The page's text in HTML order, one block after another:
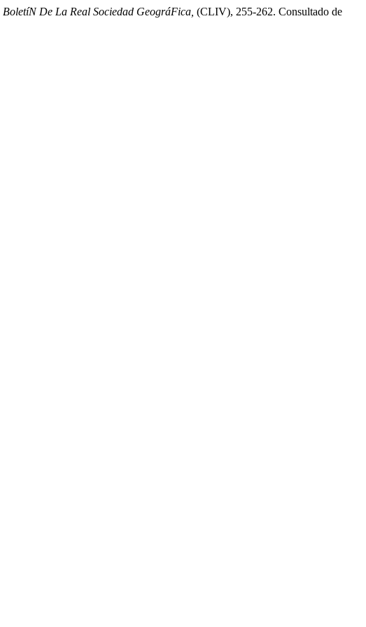
BoletíN De La Real Sociedad GeográFica, (CLIV), 255-262. Consultado de